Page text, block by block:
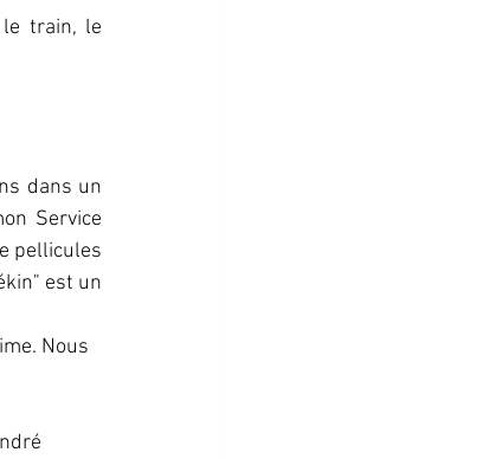
le train, le
dans un
Service
pellicules
est un
Nous